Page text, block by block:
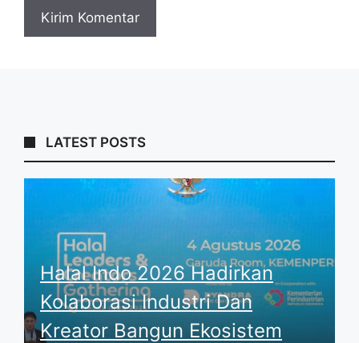
LATEST POSTS
Halal Indo 2026 Hadirkan
Kolaborasi Industri Dan
Kreator Bangun Ekosistem